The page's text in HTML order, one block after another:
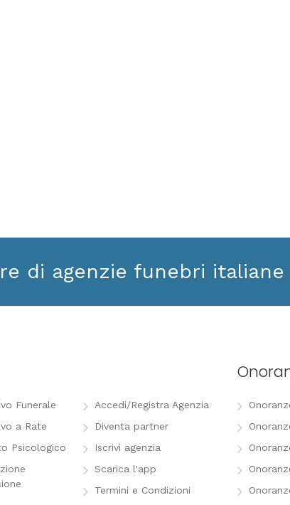
di agenzie funebri italiane
Funerale
a Rate
Psicologico
Accedi/Registra Agenzia
Diventa partner
Iscrivi agenzia
Scarica l'app
Termini e Condizioni